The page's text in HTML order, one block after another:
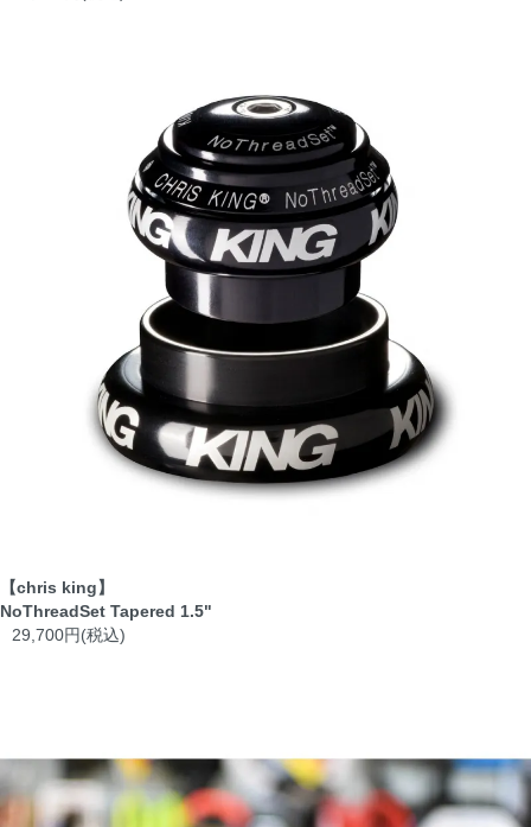
【chris king】
NoThreadSet Tapered 1.5"
29,700円(税込)